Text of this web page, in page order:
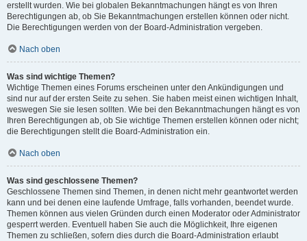
erstellt wurden. Wie bei globalen Bekanntmachungen hängt es von Ihren
Berechtigungen ab, ob Sie Bekanntmachungen erstellen können oder nicht.
Die Berechtigungen werden von der Board-Administration vergeben.
Nach oben
Was sind wichtige Themen?
Wichtige Themen eines Forums erscheinen unter den Ankündigungen und
sind nur auf der ersten Seite zu sehen. Sie haben meist einen wichtigen Inhalt,
weswegen Sie sie lesen sollten. Wie bei den Bekanntmachungen hängt es von
Ihren Berechtigungen ab, ob Sie wichtige Themen erstellen können oder nicht;
die Berechtigungen stellt die Board-Administration ein.
Nach oben
Was sind geschlossene Themen?
Geschlossene Themen sind Themen, in denen nicht mehr geantwortet werden
kann und bei denen eine laufende Umfrage, falls vorhanden, beendet wurde.
Themen können aus vielen Gründen durch einen Moderator oder Administrator
gesperrt werden. Eventuell haben Sie auch die Möglichkeit, Ihre eigenen
Themen zu schließen, sofern dies durch die Board-Administration erlaubt